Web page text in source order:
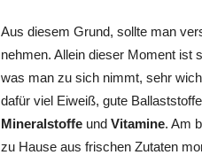
Aus diesem Grund, sollte man
nehmen. Allein dieser Moment ist
was man zu sich nimmt, sehr
dafür viel Eiweiß, gute
Mineralstoffe und Vitamine. Am
zu Hause aus frischen Zutaten